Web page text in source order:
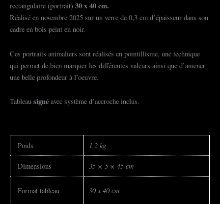
rectangulaire (portrait) 30 x 40 cm.
Réalisé en novembre 2025 sur un verre de 0,3 cm d’épaisseur dans son
cadre en bois peint en noir.
Ces portraits animaliers sont réalisés en pointillisme, une technique
qui permet de bien marquer les différentes valeurs ainsi que d’amener
une belle profondeur à l’oeuvre.
Tableau signé avec système d’accroche inclus.
Poids 1,2 kg
Dimensions 35 × 5 × 45 cm
Format tableau 30 x 40 cm